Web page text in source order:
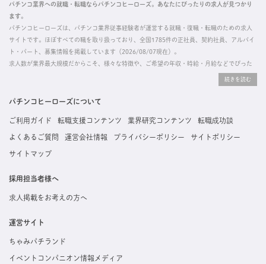
パチンコ業界への就職・転職ならパチンコヒーローズ。あなたにぴったりの求人が見つかり
ます。
パチンコヒーローズは、パチンコ業界従事経験者が運営する就職・復職・転職のための求人
サイトです。ほぼすべての職を取り扱っており、全国1785件の正社員、契約社員、アルバイ
ト・パート、募集情報を掲載しています（2026/08/07現在）。
求人数が業界最大規模だからこそ、様々な特徴や、ご希望の年収・時給・月給などでぴった
掲載している求人は、すべて契約法人様から寄せられた正規の求人情報です。応募いただい
た内容はすぐに直接事業所に届くためスムーズに転職・復職できます。
パチンコヒーローズについて
ご利用ガイド 転職支援コンテンツ 業界研究コンテンツ 転職成功談
よくあるご質問 運営会社情報 プライバシーポリシー サイトポリシー
サイトマップ
採用担当者様へ
求人掲載をお考えの方へ
運営サイト
ちゃみパチランド
イベントコンパニオン情報メディア